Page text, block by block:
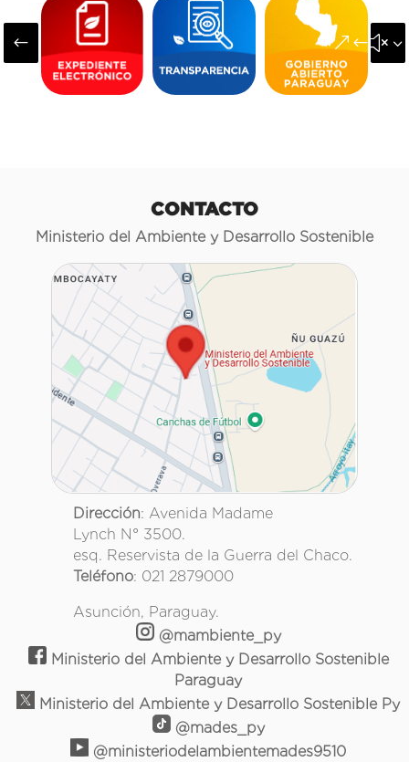
#
CONTACTO
Ministerio del Ambiente y Desarrollo Sostenible
Dirección: Avenida Madame
Lynch N° 3500.
esq. Reservista de la Guerra del Chaco.
Teléfono: 021 2879000
Asunción, Paraguay.
@mambiente_py
Ministerio del Ambiente y Desarrollo Sostenible
Paraguay
Ministerio del Ambiente y Desarrollo Sostenible Py
@mades_py
@ministeriodelambientemades9510